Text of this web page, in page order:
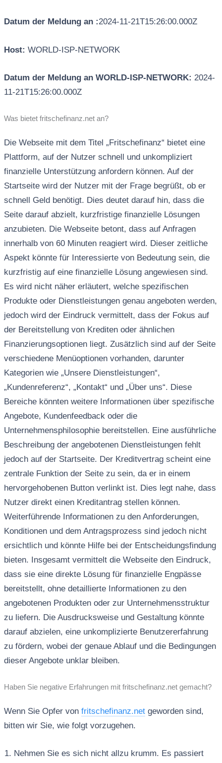
Datum der Meldung an :2024-11-21T15:26:00.000Z
Host: WORLD-ISP-NETWORK
Datum der Meldung an WORLD-ISP-NETWORK: 2024-
11-21T15:26:00.000Z
Was bietet fritschefinanz.net an?
Die Webseite mit dem Titel „Fritschefinanz“ bietet eine
Plattform, auf der Nutzer schnell und unkompliziert
finanzielle Unterstützung anfordern können. Auf der
Startseite wird der Nutzer mit der Frage begrüßt, ob er
schnell Geld benötigt. Dies deutet darauf hin, dass die
Seite darauf abzielt, kurzfristige finanzielle Lösungen
anzubieten. Die Webseite betont, dass auf Anfragen
innerhalb von 60 Minuten reagiert wird. Dieser zeitliche
Aspekt könnte für Interessierte von Bedeutung sein, die
kurzfristig auf eine finanzielle Lösung angewiesen sind.
Es wird nicht näher erläutert, welche spezifischen
Produkte oder Dienstleistungen genau angeboten werden,
jedoch wird der Eindruck vermittelt, dass der Fokus auf
der Bereitstellung von Krediten oder ähnlichen
Finanzierungsoptionen liegt. Zusätzlich sind auf der Seite
verschiedene Menüoptionen vorhanden, darunter
Kategorien wie „Unsere Dienstleistungen“,
„Kundenreferenz“, „Kontakt“ und „Über uns“. Diese
Bereiche könnten weitere Informationen über spezifische
Angebote, Kundenfeedback oder die
Unternehmensphilosophie bereitstellen. Eine ausführliche
Beschreibung der angebotenen Dienstleistungen fehlt
jedoch auf der Startseite. Der Kreditvertrag scheint eine
zentrale Funktion der Seite zu sein, da er in einem
hervorgehobenen Button verlinkt ist. Dies legt nahe, dass
Nutzer direkt einen Kreditantrag stellen können.
Weiterführende Informationen zu den Anforderungen,
Konditionen und dem Antragsprozess sind jedoch nicht
ersichtlich und könnte Hilfe bei der Entscheidungsfindung
bieten. Insgesamt vermittelt die Webseite den Eindruck,
dass sie eine direkte Lösung für finanzielle Engpässe
bereitstellt, ohne detaillierte Informationen zu den
angebotenen Produkten oder zur Unternehmensstruktur
zu liefern. Die Ausdrucksweise und Gestaltung könnte
darauf abzielen, eine unkomplizierte Benutzererfahrung
zu fördern, wobei der genaue Ablauf und die Bedingungen
dieser Angebote unklar bleiben.
Haben Sie negative Erfahrungen mit fritschefinanz.net gemacht?
Wenn Sie Opfer von fritschefinanz.netgeworden sind,
bitten wir Sie, wie folgt vorzugehen.
Nehmen Sie es sich nicht allzu krumm. Es passiert